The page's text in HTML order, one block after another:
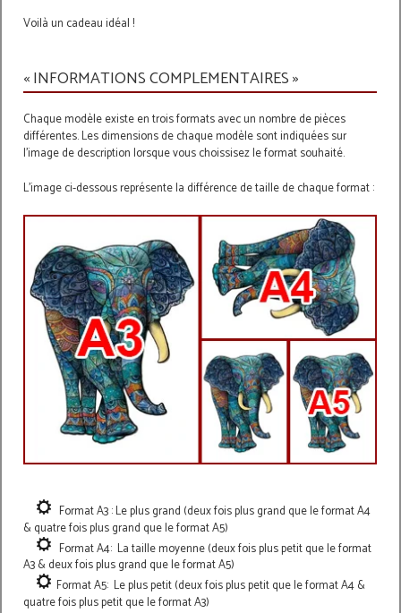
Voilà un cadeau idéal !
« INFORMATIONS COMPLEMENTAIRES »
Chaque modèle existe en trois formats avec un nombre de pièces
différentes. Les dimensions de chaque modèle sont indiquées sur
l'image de description lorsque vous choissisez le format souhaité.
L'image ci-dessous représente la différence de taille de chaque format :
Format A3 : Le plus grand (deux fois plus grand que le format A4
& quatre fois plus grand que le format A5)
Format A4: La taille moyenne (deux fois plus petit que le format
A3 & deux fois plus grand que le format A5)
Format A5: Le plus petit (deux fois plus petit que le format A4 &
quatre fois plus petit que le format A3)